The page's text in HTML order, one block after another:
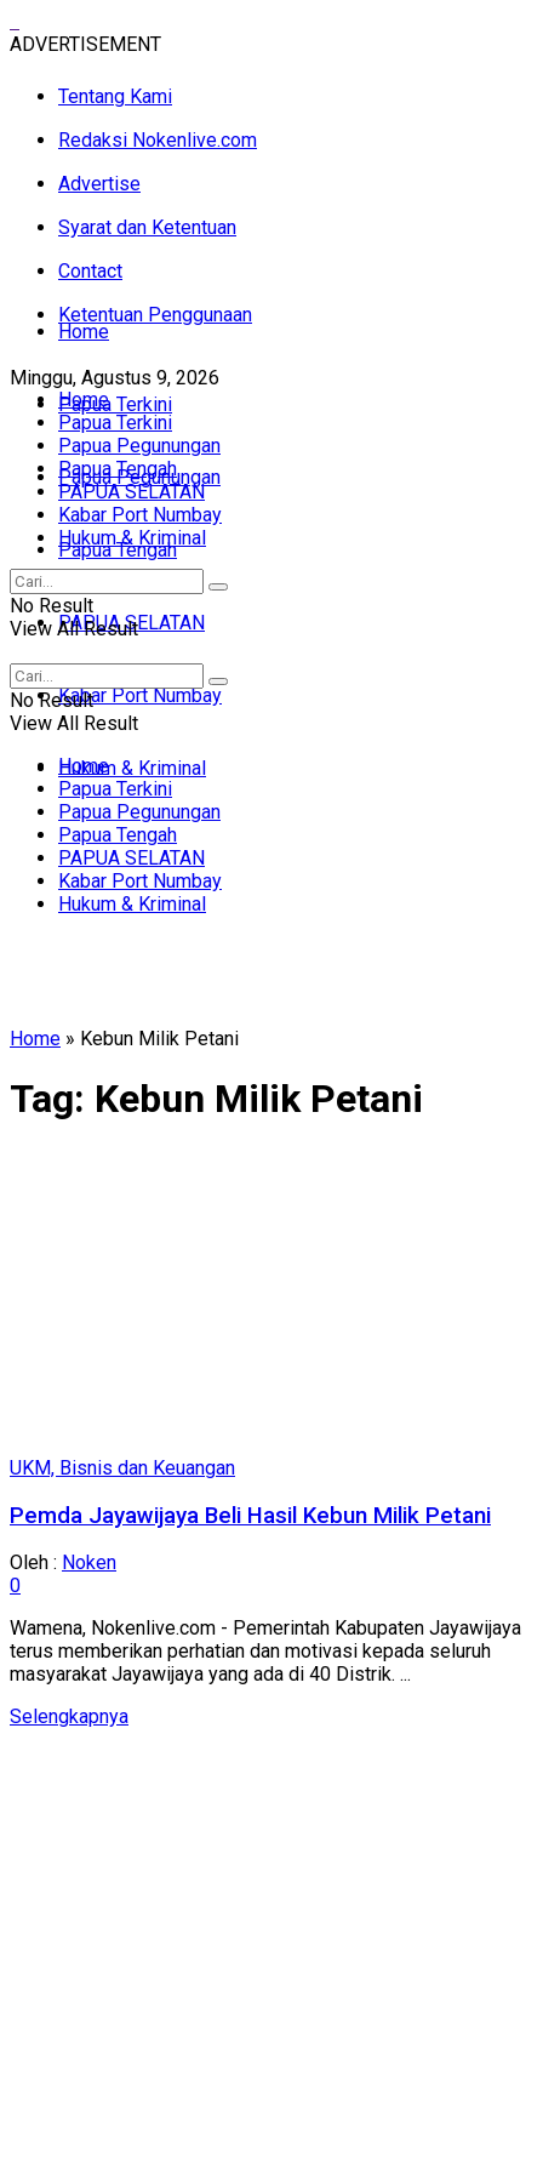
ADVERTISEMENT
Tentang Kami
Redaksi Nokenlive.com
Advertise
Syarat dan Ketentuan
Contact
Ketentuan Penggunaan
Minggu, Agustus 9, 2026
Home
Papua Terkini
Papua Pegunungan
Papua Tengah
PAPUA SELATAN
Kabar Port Numbay
Hukum & Kriminal
Home
Papua Terkini
Papua Pegunungan
Papua Tengah
PAPUA SELATAN
Kabar Port Numbay
Hukum & Kriminal
No Result
View All Result
No Result
View All Result
Home
Papua Terkini
Papua Pegunungan
Papua Tengah
PAPUA SELATAN
Kabar Port Numbay
Hukum & Kriminal
Home » Kebun Milik Petani
Tag: Kebun Milik Petani
UKM, Bisnis dan Keuangan
Pemda Jayawijaya Beli Hasil Kebun Milik Petani
Oleh : Noken
0
Wamena, Nokenlive.com - Pemerintah Kabupaten Jayawijaya
terus memberikan perhatian dan motivasi kepada seluruh
masyarakat Jayawijaya yang ada di 40 Distrik. ...
SelengkapnyaDetails